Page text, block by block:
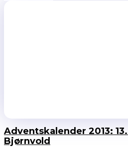
Adventskalender 2013:
Bjørnvold